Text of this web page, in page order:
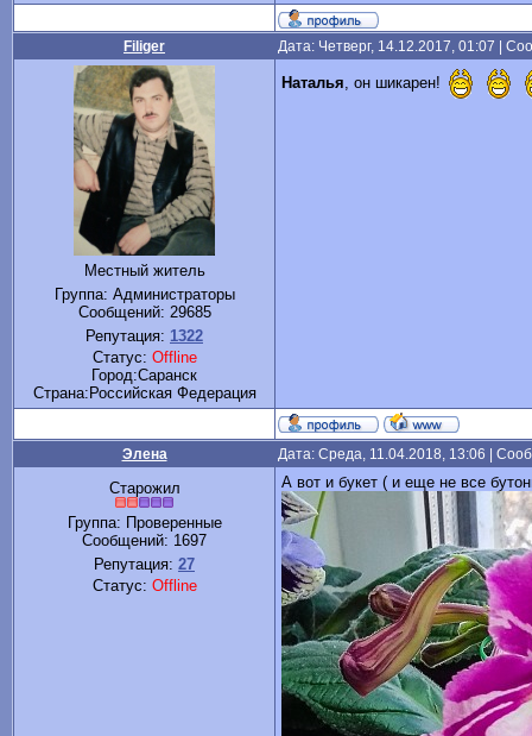
Filiger Дата: Четверг, 14.12.2017, 01:07 |
Местный житель
Группа: Администраторы
Сообщений: 29685
Репутация: 1322
Статус: Offline
Город:Саранск
Cтрана:Российская Федерация
Наталья , он шикарен!
Элена Дата: Среда, 11.04.2018, 13:06 |
Старожил
Группа: Проверенные
Сообщений: 1697
Репутация: 27
Статус: Offline
А вот и букет ( и еще не все